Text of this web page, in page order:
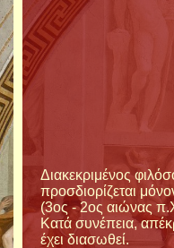
Διακεκριμένος
προσδιορίζεται
(3ος - 2ος αιώνας
Κατά συνέπεια,
έχει διασωθεί.